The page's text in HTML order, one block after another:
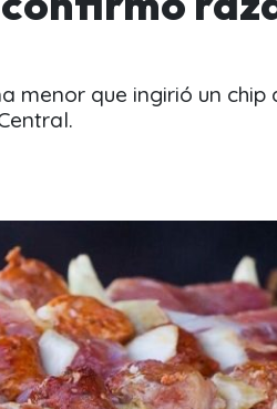
menor que ingirió un chip